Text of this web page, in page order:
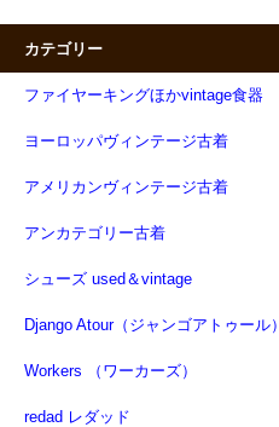
カテゴリー
ファイヤーキングほかvintage食器
ヨーロッパヴィンテージ古着
アメリカンヴィンテージ古着
アンカテゴリー古着
シューズ used＆vintage
Django Atour（ジャンゴアトゥール）
Workers （ワーカーズ）
redad レダッド